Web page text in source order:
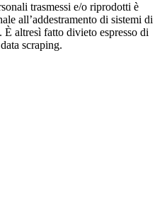
trasmessi e/o riprodotti è
all’addestramento di sistemi di
altresì fatto divieto espresso di
scraping.